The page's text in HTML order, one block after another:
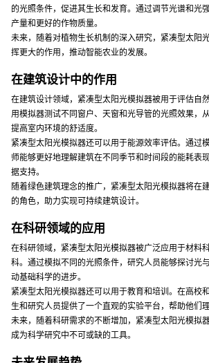
的光照条件，促进其生长和发育。通过调节光谱和光
产量和更好的作物质量。
未来，随着对植物生长机制的深入研究，紧凑型太阳
挥更大的作用，推动智能农业的发展。
在建筑设计中的作用
在建筑设计领域，紧凑型太阳光模拟器被用于评估自
用模拟器测试不同窗户、天窗和光导管的光照效果，
提高室内环境的舒适度。
紧凑型太阳光模拟器还可以用于能源效率评估。通过
师能够更好地理解建筑在不同季节和时间段的能耗表
据支持。
随着绿色建筑理念的推广，紧凑型太阳光模拟器将在
的角色，助力实现可持续建筑设计。
在科研领域的应用
在科研领域，紧凑型太阳光模拟器被广泛应用于材料
科。通过模拟不同的光照条件，研究人员能够探讨光
动基础科学的进步。
紧凑型太阳光模拟器还可以用于教育和培训。在高校
生和研究人员提供了一个直观的实验平台，帮助他们
未来，随着科研需求的不断增加，紧凑型太阳光模拟
成为科学研究中不可或缺的工具。